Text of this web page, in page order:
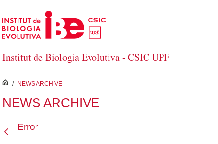
Saltar al contenido principal
Institut de Biologia Evolutiva - CSIC UPF
inici
/ NEWS ARCHIVE
NEWS ARCHIVE
Error